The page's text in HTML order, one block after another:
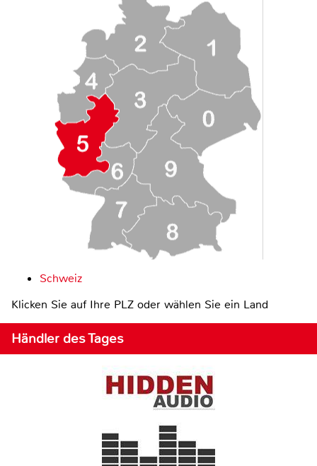
Schweiz
Klicken Sie auf Ihre PLZ oder wählen Sie ein Land
Händler des Tages